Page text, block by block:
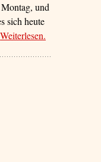
und
sich heute
Weiterlesen– ‘Ich hatte in
.